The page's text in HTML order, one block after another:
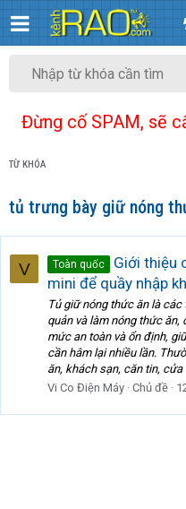
Đừng cố SPAM, sẽ
TỪ KHÓA
tủ trưng bày giữ nóng
V Toàn quốc
Giới thiệu
mini để quầy nhập
Tủ giữ nóng thức ăn là
quản và làm nóng thức ăn,
mức an toàn và ổn định,
cần hâm lại nhiều lần.
ăn, khách sạn, căn tin, cửa
Vi Co Điện Máy Chủ đề